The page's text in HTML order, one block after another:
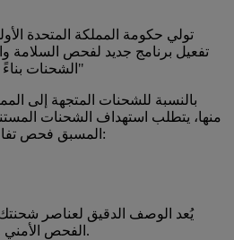
تفعيل برنامج جديد لفحص السلامة
الشحنات بناءً على بيانات التحميل المسبق"
بالنسبة للشحنات المتجهة إلى
منها، يتطلب استهداف الشحنات
المسبق فحص تفاصيل الشحنة إلكترونيًا:
يُعد الوصف الدقيق لعناصر
الفحص الأمني ​​والتخليص الجمركي لشحنتك.